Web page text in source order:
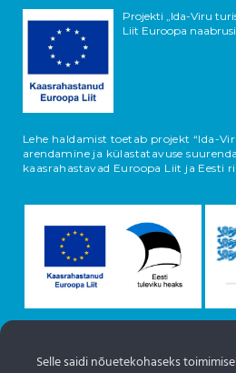
Projekti „Ida-Viru
Liit Euroopa
Lehe haldamist toetab projekt “Ida-
arendamine ja külastatavuse
kaasrahastavad Euroopa Liit ja Eesti
Selle saidi nõuetekohaseks